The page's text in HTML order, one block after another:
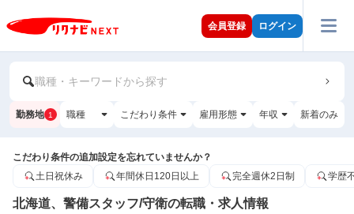
会員登録 ログイン
職種・キーワードから探す
勤務地 1 職種 こだわり条件 雇用形態 年収 新着のみ
こだわり条件の追加設定を忘れていませんか？
土日祝休み
年間休日120日以上 完全週休2日制 学歴
北海道、警備スタッフ/守衛の転職・求人情報